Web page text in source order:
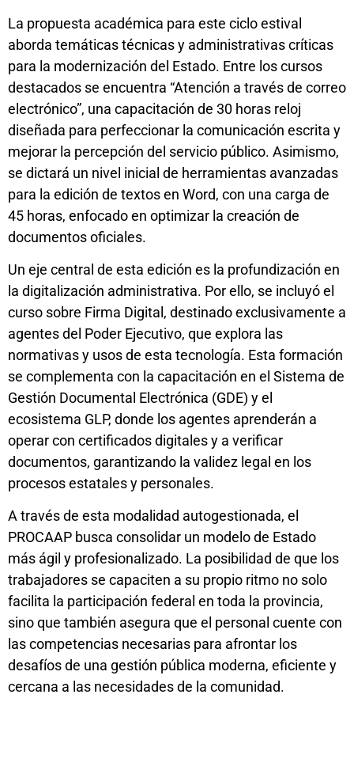
La propuesta académica para este ciclo estival
aborda temáticas técnicas y administrativas críticas
para la modernización del Estado. Entre los cursos
destacados se encuentra “Atención a través de correo
electrónico”, una capacitación de 30 horas reloj
diseñada para perfeccionar la comunicación escrita y
mejorar la percepción del servicio público. Asimismo,
se dictará un nivel inicial de herramientas avanzadas
para la edición de textos en Word, con una carga de
45 horas, enfocado en optimizar la creación de
documentos oficiales.
Un eje central de esta edición es la profundización en
la digitalización administrativa. Por ello, se incluyó el
curso sobre Firma Digital, destinado exclusivamente a
agentes del Poder Ejecutivo, que explora las
normativas y usos de esta tecnología. Esta formación
se complementa con la capacitación en el Sistema de
Gestión Documental Electrónica (GDE) y el
ecosistema GLP, donde los agentes aprenderán a
operar con certificados digitales y a verificar
documentos, garantizando la validez legal en los
procesos estatales y personales.
A través de esta modalidad autogestionada, el
PROCAAP busca consolidar un modelo de Estado
más ágil y profesionalizado. La posibilidad de que los
trabajadores se capaciten a su propio ritmo no solo
facilita la participación federal en toda la provincia,
sino que también asegura que el personal cuente con
las competencias necesarias para afrontar los
desafíos de una gestión pública moderna, eficiente y
cercana a las necesidades de la comunidad.